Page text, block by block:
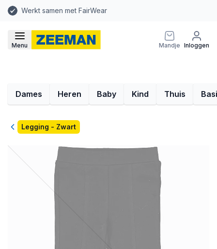
Werkt samen met FairWear
Menu Mandje Inloggen
Dames Heren Baby Kind Thuis
TerugLegging - Zwart